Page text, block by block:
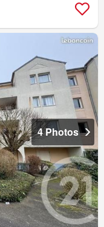
4 Photos